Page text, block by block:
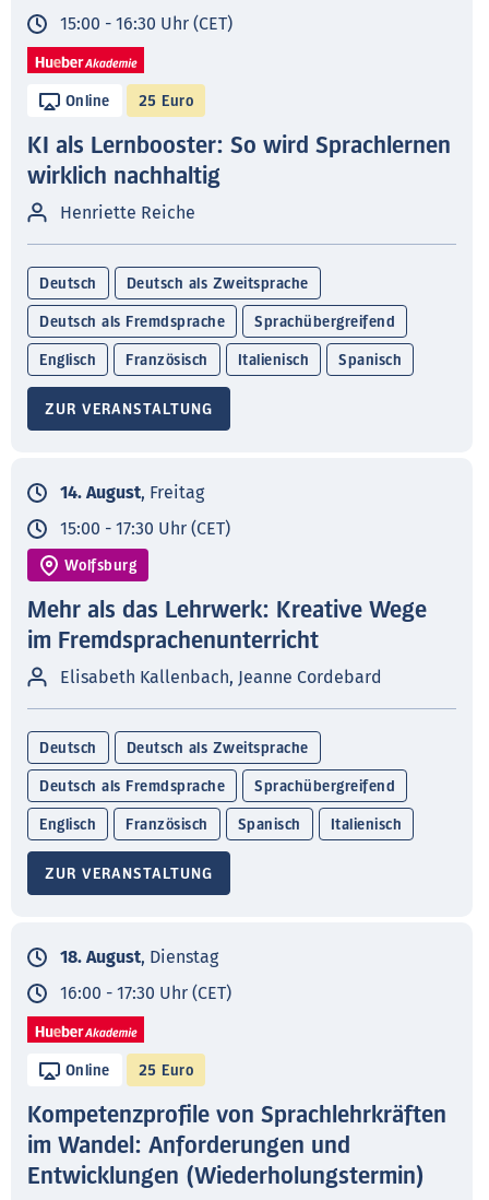
15:00 - 16:30 Uhr (CET)
Online 25 Euro
KI als Lernbooster: So wird Sprachlernen
wirklich nachhaltig
Henriette Reiche
Deutsch Deutsch als Zweitsprache
Deutsch als Fremdsprache Sprachübergreifend
Englisch Französisch Italienisch Spanisch
ZUR VERANSTALTUNG
14. August, Freitag
15:00 - 17:30 Uhr (CET)
Wolfsburg
Mehr als das Lehrwerk: Kreative Wege
im Fremdsprachenunterricht
Elisabeth Kallenbach, Jeanne Cordebard
Deutsch Deutsch als Zweitsprache
Deutsch als Fremdsprache Sprachübergreifend
Englisch Französisch Spanisch Italienisch
ZUR VERANSTALTUNG
18. August, Dienstag
16:00 - 17:30 Uhr (CET)
Online 25 Euro
Kompetenzprofile von Sprachlehrkräften
im Wandel: Anforderungen und
Entwicklungen (Wiederholungstermin)